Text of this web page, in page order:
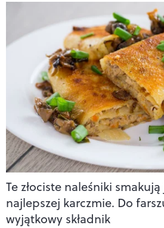
Te złociste naleśniki
najlepszej karczmie. Do
wyjątkowy składnik